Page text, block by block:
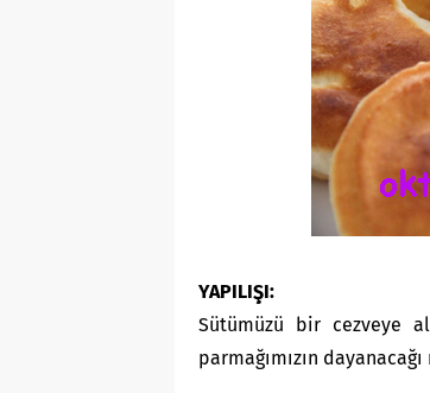
YAPILIŞI:
Sütümüzü bir cezveye
parmağımızın